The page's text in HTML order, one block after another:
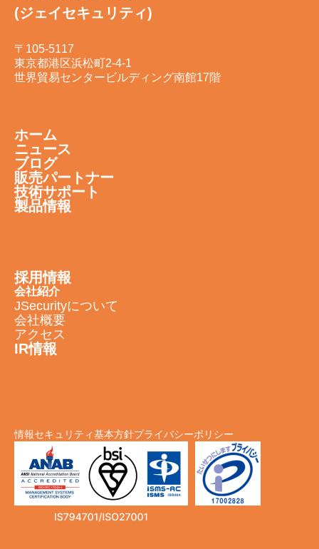
(ジェイセキュリティ)
〒105-5117
東京都港区浜松町2-4-1
世界貿易センタービルディング南館17階
ホーム
ニュース
ブログ
販売パートナー
技術サポート
製品情報
採用情報
会社紹介
JSecurityについて
会社概要
アクセス
IR情報
情報セキュリティ基本方針プライバシーポリシー